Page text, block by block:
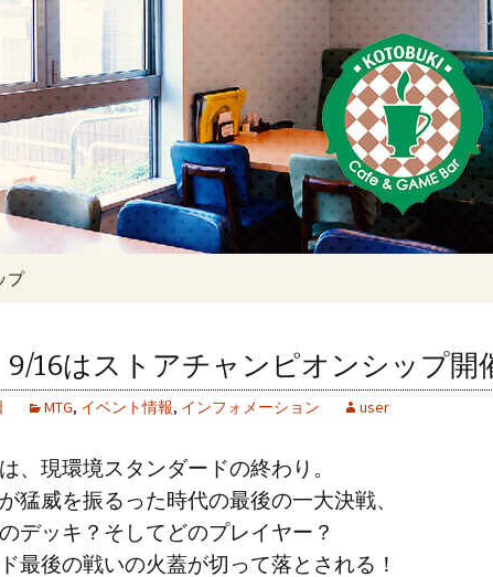
西荻窪・上井
ームバーこと
site
プ
9/16はストアチャンピオンシップ開
MTG, イベント情報, インフォメーション user
、現環境スタンダードの終わり。
猛威を振るった時代の最後の一大決戦、
デッキ？そしてどのプレイヤー？
最後の戦いの火蓋が切って落とされる！